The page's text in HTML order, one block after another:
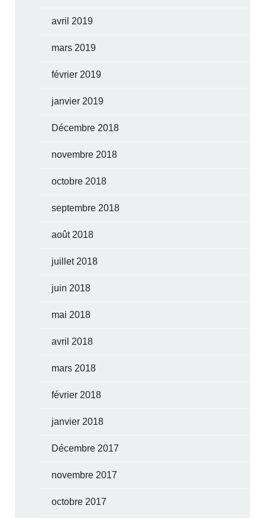
avril 2019
mars 2019
février 2019
janvier 2019
Décembre 2018
novembre 2018
octobre 2018
septembre 2018
août 2018
juillet 2018
juin 2018
mai 2018
avril 2018
mars 2018
février 2018
janvier 2018
Décembre 2017
novembre 2017
octobre 2017